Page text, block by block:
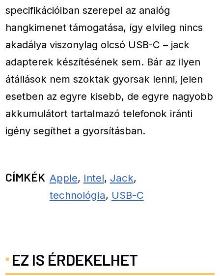
specifikációiban szerepel az analóg
hangkimenet támogatása, így elvileg nincs
akadálya viszonylag olcsó USB-C – jack
adapterek készítésének sem. Bár az ilyen
átállások nem szoktak gyorsak lenni, jelen
esetben az egyre kisebb, de egyre nagyobb
akkumulátort tartalmazó telefonok iránti
igény segíthet a gyorsításban.
CÍMKÉK Apple, Intel, Jack,
technológia, USB-C
EZ IS ÉRDEKELHET